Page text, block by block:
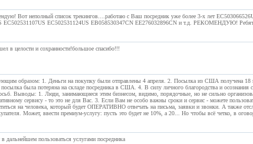
Вот неполный список трекингов....работаю с Ваш посредник уже более 3-х лет
EC502531107US EC502531124US EB058530347CN EE276032896CN и т.д. РЕКОМЕНДУЮ!
в целости и сохранности!большое спасибо!!!
образом: 1. Деньги на покупку были отправлены 4 апреля. 2. Посылка из США получена 18
была потеряна на складе посредника в США. 4. В силу личного благородства и осознания
Выводы: 1. Люди, занимающиеся этим бизнесом, видимо, порядочные, но не сильно
сервису - то это не для Вас. 3. Если Вам не особо важны сроки и сервис - можете
на человека, который будет ОПЕРАТИВНО отвечать на письма, заявки и звонки. А также
Может, ввести премиум-услугу: пусть это будет не 10%, а 20... Но чтобы всё четко, в
дальнейшем пользоваться услугами посредника